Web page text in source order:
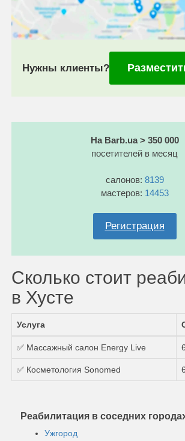
Нужны клиенты?
На Barb.ua > 350 000
посетителей в месяц
салонов: 8139
мастеров: 14453
Регистрация
Сколько стоит
в Хусте
Услуга
✅ Массажный салон Energy Live
✅ Косметология Sonomed
Реабилитация в соседних
Ужгород